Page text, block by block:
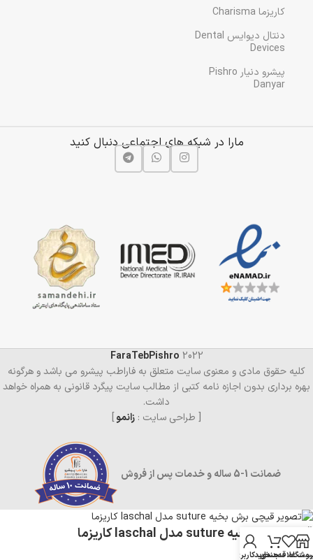
کاریزما Charisma
دنتال دیوایس Dental
Devices
پیشرو دنیار Pishro
Danyar
مارا در شبکه های اجتماعی دنبال کنید
FaraTebPishro 2022
کلیه حقوق مادی و معنوی سایت متعلق به فاراطب پیشرو می باشد و هرگونه
بهره برداری بدون اجازه نامه کتبی از مطالب سایت پیگرد قانونی به همراه خواهد
داشت.
[ طراحی سایت : زانمو]
ضمانت 1-5 ساله و خدمات پس از فروش
علاقه‌مندی
سبد خرید
حساب کاربری من
قیچی برش بخیه suture مدل laschal کاریزما